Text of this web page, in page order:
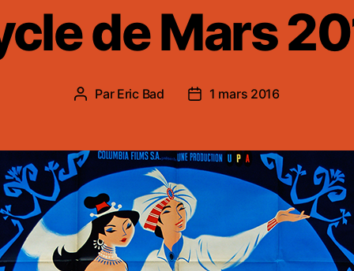
de Mars
Auteur
Par Eric Bad
Date1 mars 2016